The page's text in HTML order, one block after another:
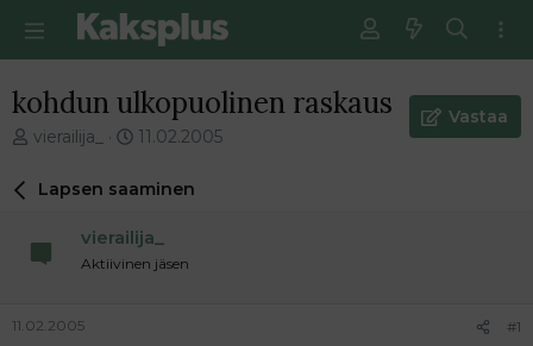
kohdun ulkopuolinen raskaus
V
e
i
t
vierailija_
E
s
m
m
ä
11.02.2005
Vastaa
Lapsen saaminen
vierailija_
Aktiivinen jäsen
11.02.2005 #1